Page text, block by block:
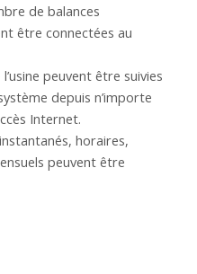
de balances
être connectées au
peuvent être suivies
depuis n’importe
Internet.
horaires,
peuvent être